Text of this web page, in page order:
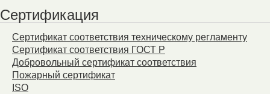
Сертификация
Сертификат соответствия техническому регламенту
Сертификат соответствия ГОСТ Р
Добровольный сертификат соответствия
Пожарный сертификат
ISO